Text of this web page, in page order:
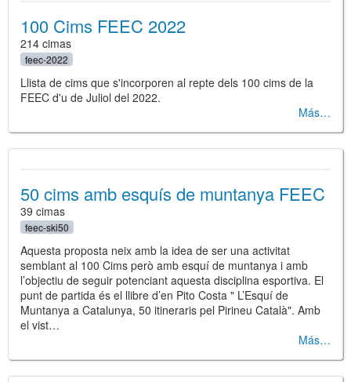
100 Cims FEEC 2022
214 cimas
feec-2022
Llista de cims que s'incorporen al repte dels 100 cims de la
FEEC d'u de Juliol del 2022.
Más
50 cims amb esquís de muntanya FEEC
39 cimas
feec-ski50
Aquesta proposta neix amb la idea de ser una activitat
semblant al 100 Cims però amb esquí de muntanya i amb
l’objectiu de seguir potenciant aquesta disciplina esportiva. El
punt de partida és el llibre d’en Pito Costa " L’Esquí de
Muntanya a Catalunya, 50 itineraris pel Pirineu Català". Amb
el vist…
Más